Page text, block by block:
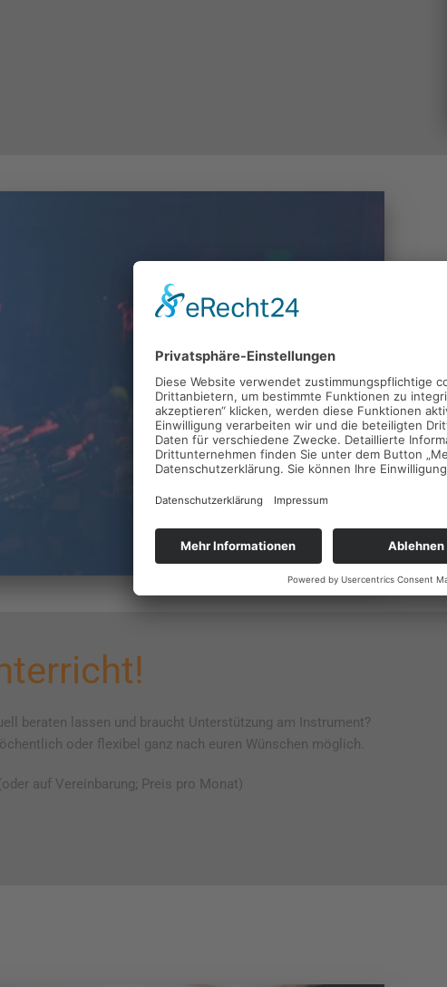
beraten lassen und braucht Unterstützung am Instrument?
oder flexibel ganz nach euren Wünschen möglich.
auf Vereinbarung; Preis pro Monat)